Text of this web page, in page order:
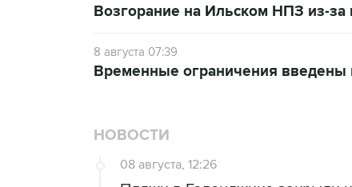
Возгорание на Ильском НПЗ из-
8 августа 07:39
Временные ограничения введены
НОВОСТИ
08 августа, 12:26